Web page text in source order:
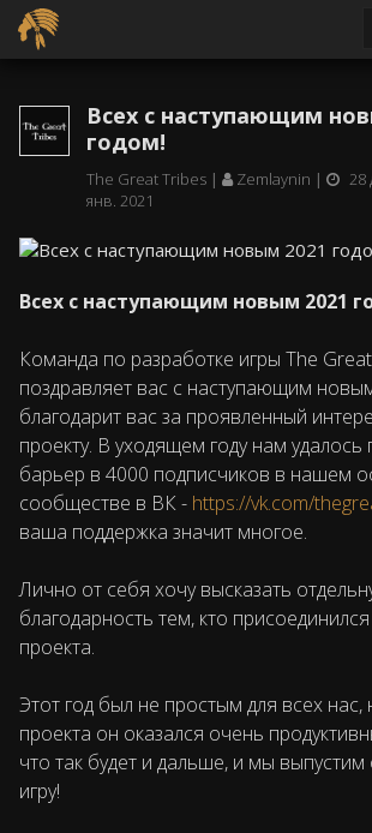
Всех с наступающим
годом!
The Great Tribes Zemlaynin 28
янв. 2021
Всех с наступающим новым 2021
Команда по разработке игры The
поздравляет вас с наступающим
благодарит вас за проявленный
проекту. В уходящем году нам удалось
барьер в 4000 подписчиков в нашем
сообществе в ВК - https://vk.com/
ваша поддержка значит многое.
Лично от себя хочу высказать
благодарность тем, кто
проекта.
Этот год был не простым для всех
проекта он оказался очень
что так будет и дальше, и мы
игру!